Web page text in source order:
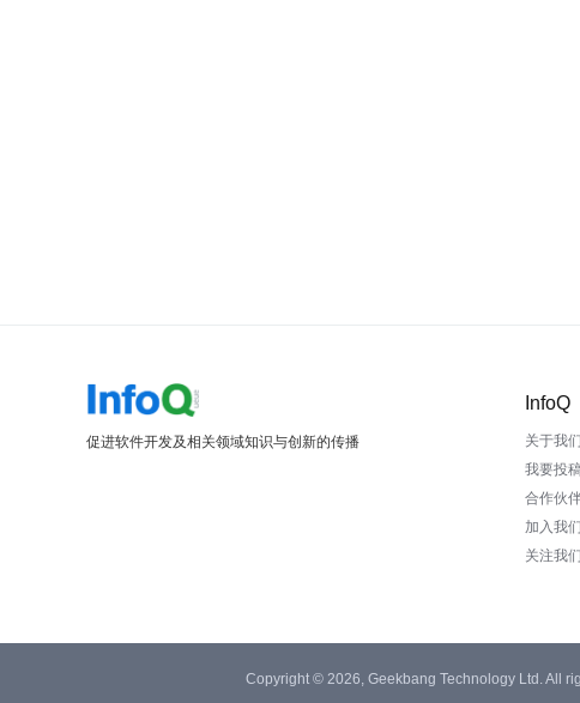
促进软件开发及相关领域知识与创新的传播
InfoQ
关于我们
我要投稿
合作伙
加入我们
关注我们
Copyright © 2026, Geekbang Technology Ltd. All